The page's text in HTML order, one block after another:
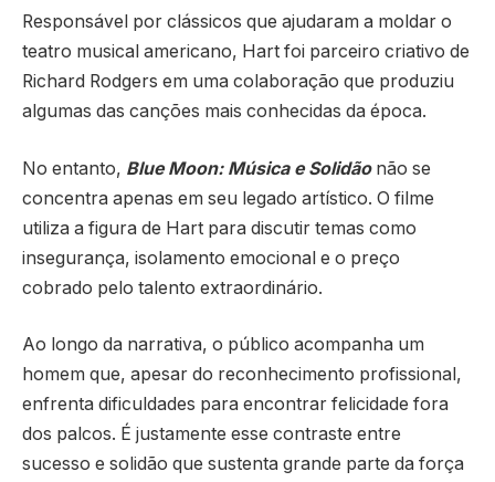
Responsável por clássicos que ajudaram a moldar o
teatro musical americano, Hart foi parceiro criativo de
Richard Rodgers em uma colaboração que produziu
algumas das canções mais conhecidas da época.
No entanto, Blue Moon: Música e Solidãonão se
concentra apenas em seu legado artístico. O filme
utiliza a figura de Hart para discutir temas como
insegurança, isolamento emocional e o preço
cobrado pelo talento extraordinário.
Ao longo da narrativa, o público acompanha um
homem que, apesar do reconhecimento profissional,
enfrenta dificuldades para encontrar felicidade fora
dos palcos. É justamente esse contraste entre
sucesso e solidão que sustenta grande parte da força